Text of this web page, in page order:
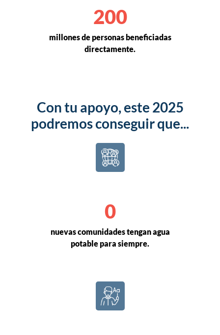
200
millones de personas beneficiadas
directamente.
Con tu apoyo, este 2025
podremos conseguir que...
0
nuevas comunidades tengan agua
potable para siempre.